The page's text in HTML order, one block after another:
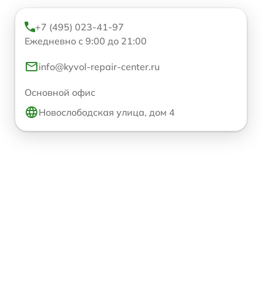
+7 (495) 023-41-97
Ежедневно с 9:00 до 21:00
info@kyvol-repair-center.ru
Основной офис
Новослободская улица, дом 4